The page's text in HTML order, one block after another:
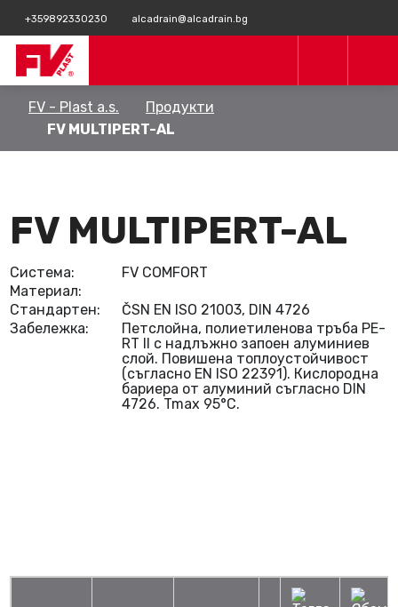
+359892330230 alcadrain@alcadrain.bg
FV - Plast a.s.
Продукти
FV MULTIPERT-AL
FV MULTIPERT-AL
Система:
FV COMFORT
Материал:
Стандартен:
ČSN EN ISO 21003, DIN 4726
Забележка:
Петслойна, полиетиленова тръба PE-
RT II с надлъжно запоен алуминиев
слой. Повишена топлоустойчивост
(съгласно EN ISO 22391). Кислородна
бариера от алуминий съгласно DIN
4726. Tmax 95°C.